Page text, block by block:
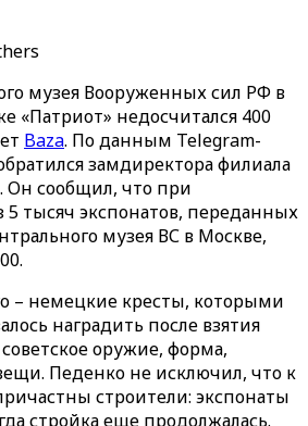
музея Вооруженных сил РФ в
«Патриот» недосчитался 400
Baza. По данным Telegram-
замдиректора филиала
Он сообщил, что при
тысяч экспонатов, переданных
музея ВС в Москве,
– немецкие кресты, которыми
наградить после взятия
оружие, форма,
Педенко не исключил, что к
строители: экспонаты
стройка еще продолжалась.